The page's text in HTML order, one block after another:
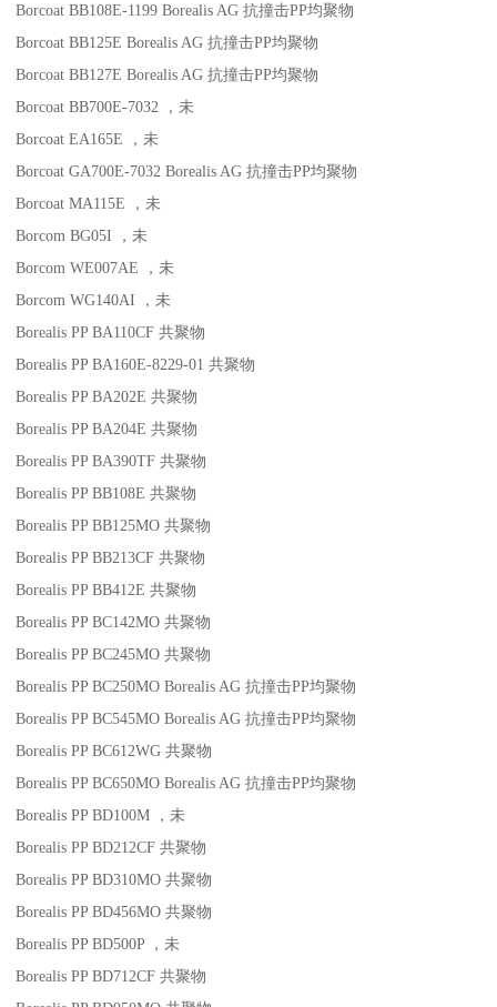
Borcoat BB108E-1199 Borealis AG 抗撞击PP均聚物
Borcoat BB125E Borealis AG 抗撞击PP均聚物
Borcoat BB127E Borealis AG 抗撞击PP均聚物
Borcoat BB700E-7032
，未
Borcoat EA165E
，未
Borcoat GA700E-7032 Borealis AG 抗撞击PP均聚物
Borcoat MA115E
，未
Borcom BG05I
，未
Borcom WE007AE
，未
Borcom WG140AI
，未
Borealis PP BA110CF 共聚物
Borealis PP BA160E-8229-01 共聚物
Borealis PP BA202E 共聚物
Borealis PP BA204E 共聚物
Borealis PP BA390TF 共聚物
Borealis PP BB108E 共聚物
Borealis PP BB125MO 共聚物
Borealis PP BB213CF 共聚物
Borealis PP BB412E 共聚物
Borealis PP BC142MO 共聚物
Borealis PP BC245MO 共聚物
Borealis PP BC250MO Borealis AG 抗撞击PP均聚物
Borealis PP BC545MO Borealis AG 抗撞击PP均聚物
Borealis PP BC612WG 共聚物
Borealis PP BC650MO Borealis AG 抗撞击PP均聚物
Borealis PP BD100M
，未
Borealis PP BD212CF 共聚物
Borealis PP BD310MO 共聚物
Borealis PP BD456MO 共聚物
Borealis PP BD500P
，未
Borealis PP BD712CF 共聚物